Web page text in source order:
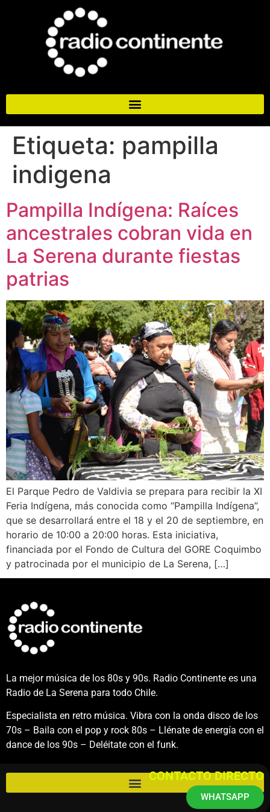
Etiqueta: pampilla
indigena
Pampilla Indígena: Raíces
ancestrales cobran vida en
La Serena durante fiestas
patrias
El Parque Pedro de Valdivia se prepara para recibir la XI
Feria Indígena, más conocida como “Pampilla Indígena”,
que se desarrollará entre el 18 y el 20 de septiembre, en
horario de 10:00 a 20:00 horas. Esta iniciativa,
financiada por el Fondo de Cultura del GORE Coquimbo
y patrocinada por el municipio de La Serena, […]
La mejor música de los 80s y 90s. Radio Continente es una
Radio de La Serena para todo Chile.
Especialista en retro música. Vibra con la onda disco de los
70s – Baila con el pop y rock 80s – Llénate de energía con el
dance de los 90s – Deléitate con el funk.
CONTACTO DIRECTO
WHATSAPP